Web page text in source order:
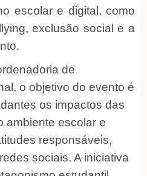
escolar e digital, como
exclusão social e a
de
o objetivo do evento é
os impactos das
ambiente escolar e
responsáveis,
sociais. A iniciativa